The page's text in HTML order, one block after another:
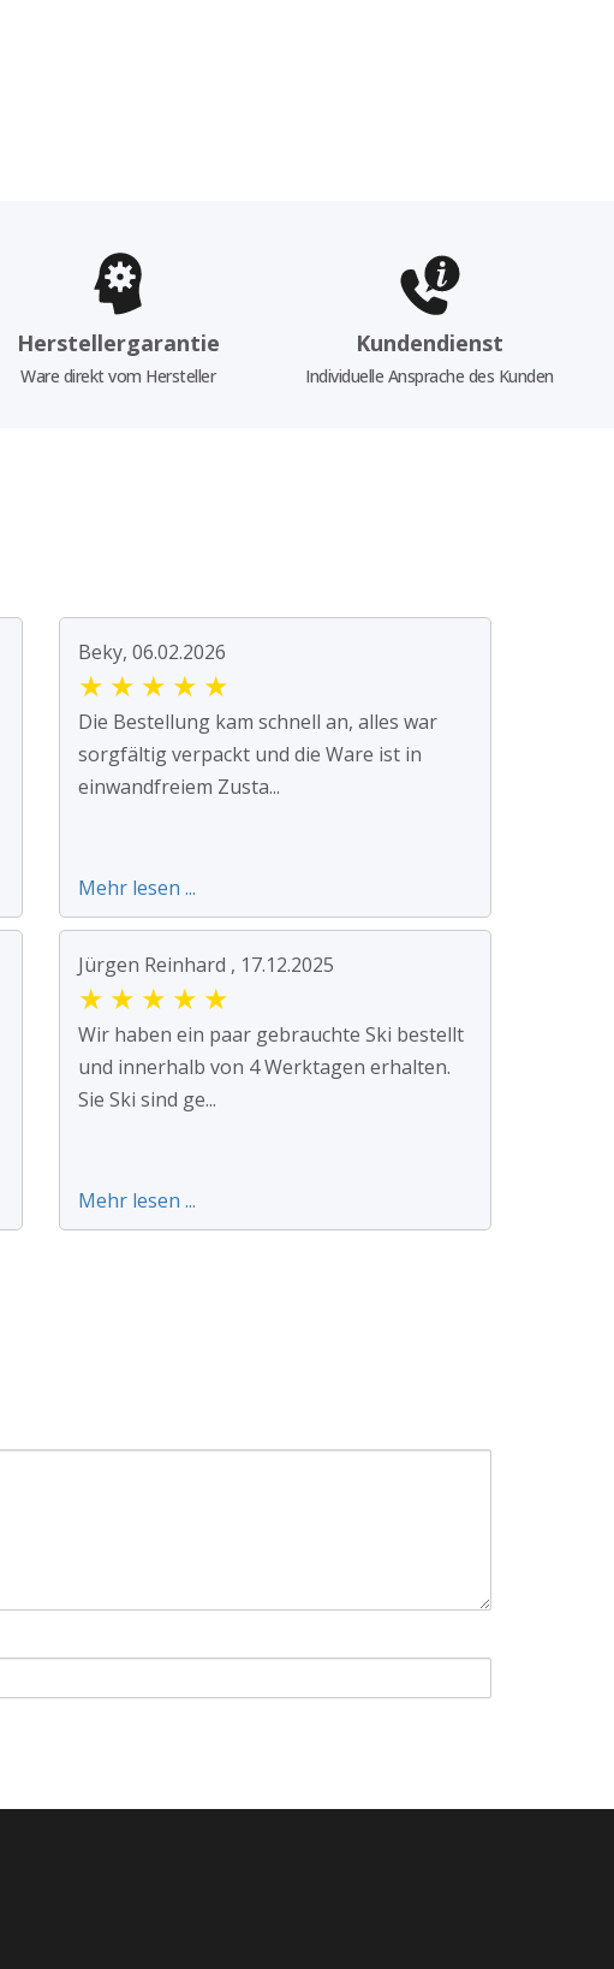
Herstellergarantie
Ware direkt vom Hersteller
Kundendienst
Individuelle Ansprache des Kunden
Beky, 06.02.2026
★ ★ ★ ★ ★
Die Bestellung kam schnell an, alles war
sorgfältig verpackt und die Ware ist in
einwandfreiem Zusta...
Mehr lesen ...
Jürgen Reinhard , 17.12.2025
★ ★ ★ ★ ★
Wir haben ein paar gebrauchte Ski bestellt
und innerhalb von 4 Werktagen erhalten.
Sie Ski sind ge...
Mehr lesen ...